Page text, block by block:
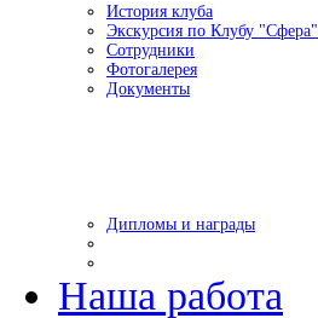
История клуба
Экскурсия по Клубу "Сфера"
Сотрудники
Фотогалерея
Документы
Дипломы и награды
Наша работа